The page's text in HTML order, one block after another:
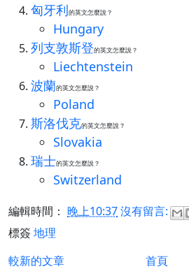
匈牙利的英文怎麼說？
Hungary
列支敦斯登的英文怎麼說？
Liechtenstein
波蘭的英文怎麼說？
Poland
斯洛伐克的英文怎麼說？
Slovakia
瑞士的英文怎麼說？
Switzerland
編輯時間： 晚上10:37沒有留言:
標簽 地理
較新的文章
首頁